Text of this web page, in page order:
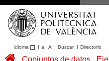
Idioma I a ·A I BuscarI Directorio
Conjuntos de datos